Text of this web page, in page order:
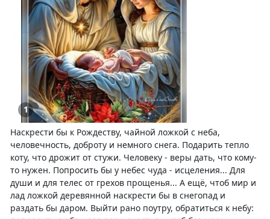
1
Наскрести бы к Рождеству, чайной ложкой с неба,
человечность, доброту и немного снега. Подарить тепло
коту, что дрожит от стужи. Человеку - веры дать, что кому-
то нужен. Попросить бы у небес чуда - исцеления... Для
души и для телес от грехов прощенья... А ещё, чтоб мир и
лад ложкой деревянной наскрести бы в снегопад и
раздать бы даром. Выйти рано поутру, обратиться к небу: